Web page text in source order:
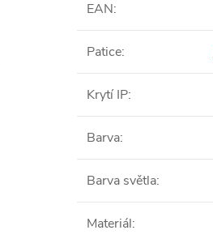
EAN:
Patice:
Krytí IP:
Barva:
Barva světla:
Materiál: